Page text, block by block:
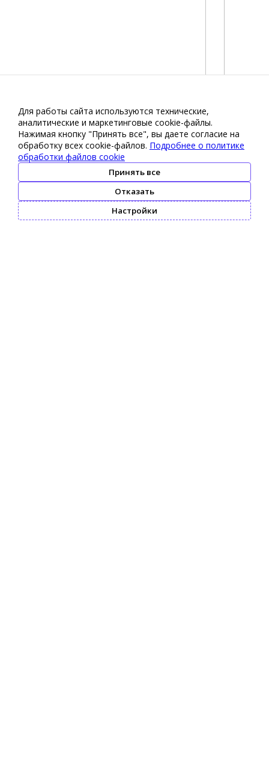
Для работы сайта используются технические,
аналитические и маркетинговые сооkіе-файлы.
Нажимая кнопку "Принять все", вы даете согласие на
обработку всех cookie-файлов. Подробнее о политике
обработки файлов cookie
Принять все
Отказать
Настройки